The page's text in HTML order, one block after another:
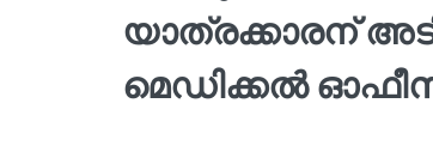
യാത്രക്കാരന്
മെഡിക്കല്‍